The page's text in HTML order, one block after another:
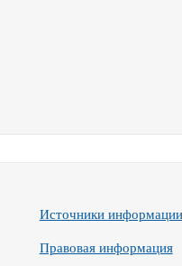
Источники информации
Правовая информация